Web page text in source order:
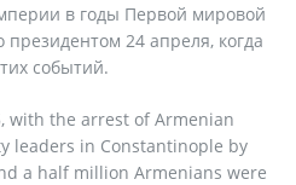
в годы Первой мировой
24 апреля, когда
событий.
with the arrest of Armenian
leaders in Constantinople by
a half million Armenians were